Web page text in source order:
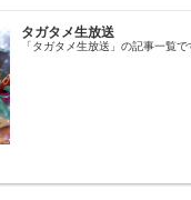
タガタメ生放送
「タガタメ生放送」の記事一覧で